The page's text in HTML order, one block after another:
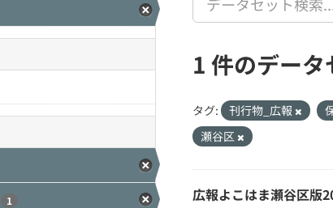
1
1 件のデー
タグ: 刊行物_広報
瀬谷区
広報よこはま瀬谷区版